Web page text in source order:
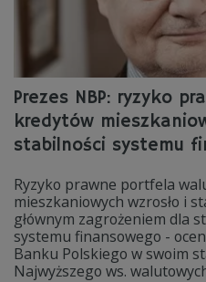
Prezes NBP: ryzyko
kredytów
stabilności systemu
Ryzyko prawne portfela
mieszkaniowych wzrosło i
głównym zagrożeniem dla
systemu finansowego -
Banku Polskiego w swoim
Najwyższego ws.